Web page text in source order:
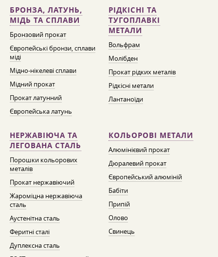
БРОНЗА, ЛАТУНЬ,
МІДЬ ТА СПЛАВИ
Бронзовий прокат
Європейські бронзи, сплави
міді
Мідно-нікелеві сплави
Мідний прокат
Прокат латунний
Європейська латунь
РІДКІСНІ ТА
ТУГОПЛАВКІ
МЕТАЛИ
Вольфрам
Молібден
Прокат рідких металів
Рідкісні метали
Лантаноїди
НЕРЖАВІЮЧА ТА
ЛЕГОВАНА СТАЛЬ
Порошки кольорових
металів
Прокат нержавіючий
Жароміцна нержавіюча
сталь
Аустенітна сталь
Феритні сталі
Дуплексна сталь
КОЛЬОРОВІ МЕТАЛИ
Алюмінієвий прокат
Дюралевий прокат
Європейський алюміній
Бабіти
Припій
Олово
Свинець